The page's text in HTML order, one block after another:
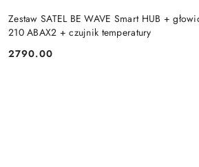
Zestaw SATEL BE WAVE Smart HUB +
210 ABAX2 + czujnik temperatury
Cena:
2790.00